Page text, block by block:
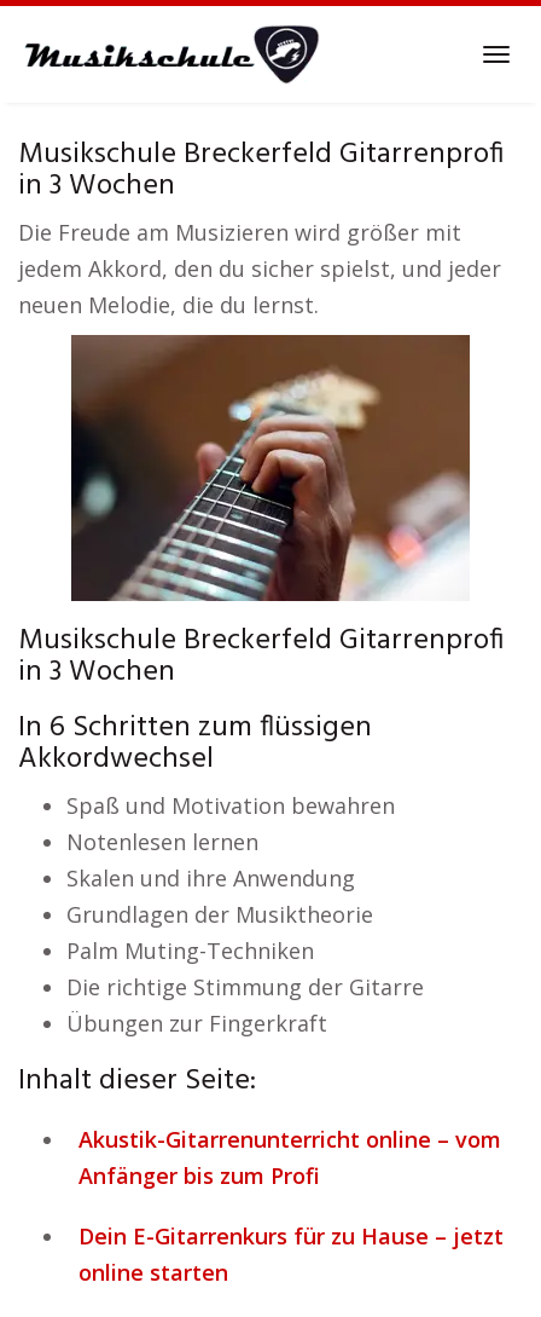
Musikschule Breckerfeld Gitarrenprofi
in 3 Wochen
Die Freude am Musizieren wird größer mit
jedem Akkord, den du sicher spielst, und jeder
neuen Melodie, die du lernst.
Musikschule Breckerfeld Gitarrenprofi
in 3 Wochen
In 6 Schritten zum flüssigen
Akkordwechsel
Spaß und Motivation bewahren
Notenlesen lernen
Skalen und ihre Anwendung
Grundlagen der Musiktheorie
Palm Muting-Techniken
Die richtige Stimmung der Gitarre
Übungen zur Fingerkraft
Inhalt dieser Seite:
Akustik-Gitarrenunterricht online – vom
Anfänger bis zum Profi
Dein E-Gitarrenkurs für zu Hause – jetzt
online starten